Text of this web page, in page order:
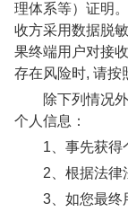
理体系等）证明
收方采用数据脱
果终端用户对接
存在风险时, 请按
除下列情况
个人信息：
1、事先获得
2、根据法律
3、如您最终